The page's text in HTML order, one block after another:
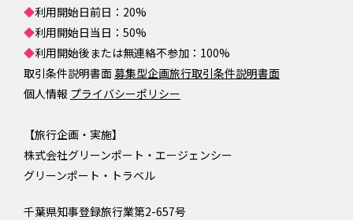
◆利用開始日前日：20%
◆利用開始日当日：50%
◆利用開始後または無連絡不参加：100%
取引条件説明書面募集型企画旅行取引条件説明書面
個人情報 プライバシーポリシー
【旅行企画・実施】
株式会社グリーンポート・エージェンシー
グリーンポート・トラベル
千葉県知事登録旅行業第2-657号